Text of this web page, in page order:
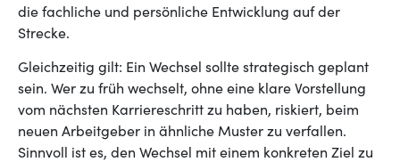
die fachliche und persönliche Entwicklung auf der
Strecke.
Gleichzeitig gilt: Ein Wechsel sollte strategisch geplant
sein. Wer zu früh wechselt, ohne eine klare Vorstellung
vom nächsten Karriereschritt zu haben, riskiert, beim
neuen Arbeitgeber in ähnliche Muster zu verfallen.
Sinnvoll ist es, den Wechsel mit einem konkreten Ziel zu